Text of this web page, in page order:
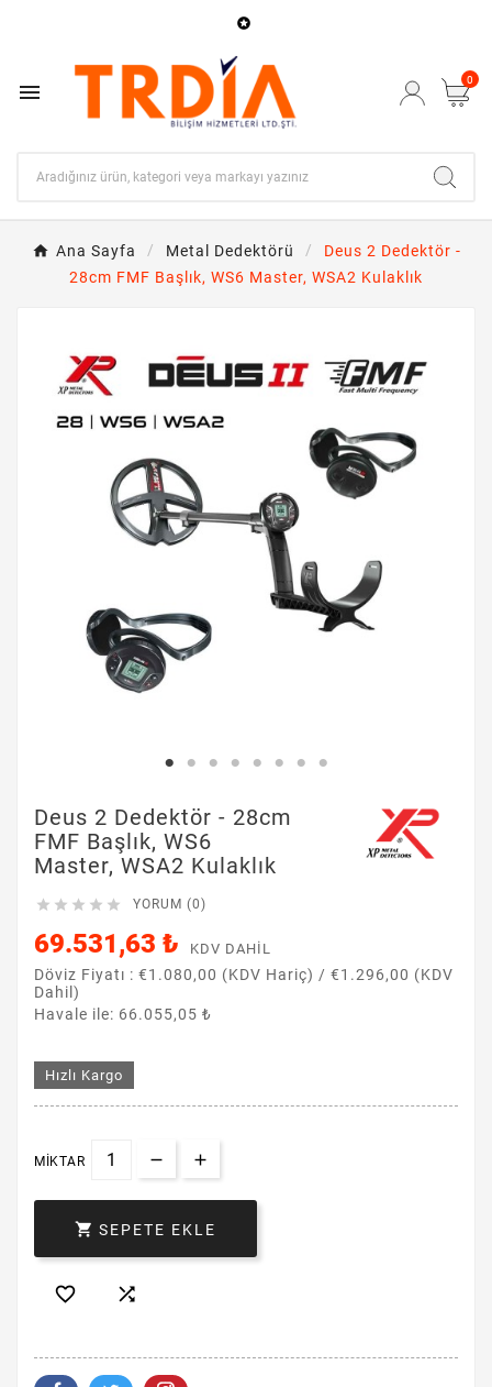

 0
Ana Sayfa Metal Dedektörü
Deus 2 Dedektör -
28cm FMF Başlık, WS6 Master, WSA2 Kulaklık
Deus 2 Dedektör - 28cm
FMF Başlık, WS6
Master, WSA2 Kulaklık
     YORUM (0)
69.531,63 ₺ KDV DAHIL
Döviz Fiyatı : €1.080,00 (KDV Hariç) / €1.296,00 (KDV
Dahil)
Havale ile: 66.055,05 ₺
Hızlı Kargo
MIKTAR
 SEPETE EKLE
 